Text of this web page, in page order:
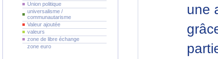
Union politique
universalisme /
communautarisme
Valeur ajoutée
valeurs
zone de libre échange
zone euro
une